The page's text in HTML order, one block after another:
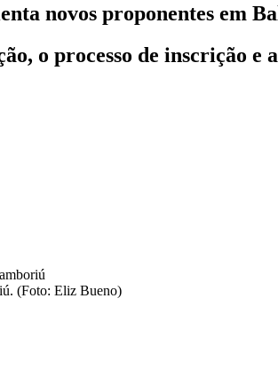
novos proponentes em
o processo de inscrição e
(Foto: Eliz Bueno)